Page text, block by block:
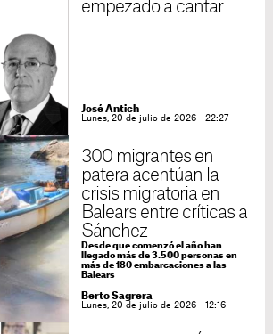
empezado a cantar
José Antich
Lunes, 20 de julio de 2026 - 22:27
300 migrantes en
patera acentúan la
crisis migratoria en
Balears entre críticas a
Sánchez
Desde que comenzó el año han
llegado más de 3.500 personas en
más de 180 embarcaciones a las
Balears
Berto Sagrera
Lunes, 20 de julio de 2026 - 12:16